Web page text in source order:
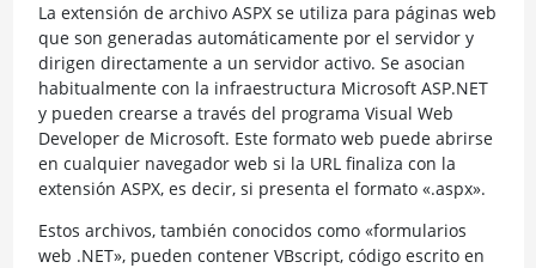
La extensión de archivo ASPX se utiliza para páginas web
que son generadas automáticamente por el servidor y
dirigen directamente a un servidor activo. Se asocian
habitualmente con la infraestructura Microsoft ASP.NET
y pueden crearse a través del programa Visual Web
Developer de Microsoft. Este formato web puede abrirse
en cualquier navegador web si la URL finaliza con la
extensión ASPX, es decir, si presenta el formato «.aspx».
Estos archivos, también conocidos como «formularios
web .NET», pueden contener VBscript, código escrito en